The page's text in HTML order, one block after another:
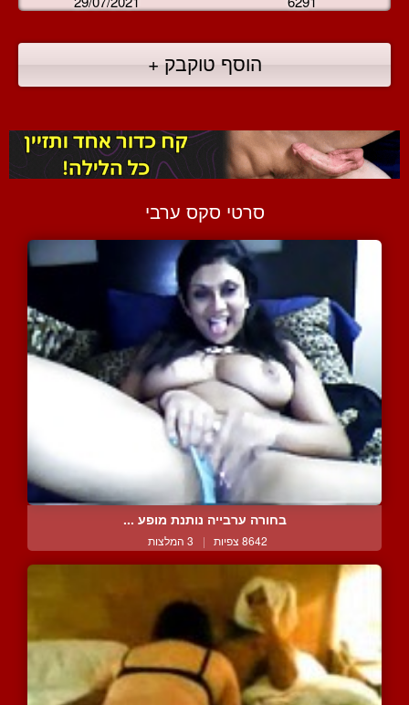
הוסף טוקבק +
סרטי סקס ערבי
בחורה ערבייה נותנת מופע ...
8642 צפיות | 3 המלצות